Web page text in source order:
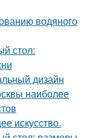
водяного
стол:
дизайн
наиболее
искусство.